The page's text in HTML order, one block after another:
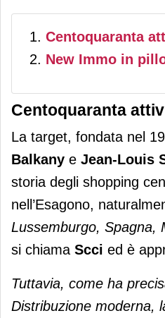
Centoquaranta
New Immo in
Centoquaranta
La target, fondata nel
Balkany e Jean-Louis
storia degli shopping
nell’Esagono,
Lussemburgo, Spagna,
si chiama Scci ed è
Tuttavia, come ha
Distribuzione moderna,